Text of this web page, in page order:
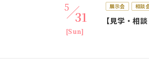
5
31
[Sun]
展示会 相談
【見学・